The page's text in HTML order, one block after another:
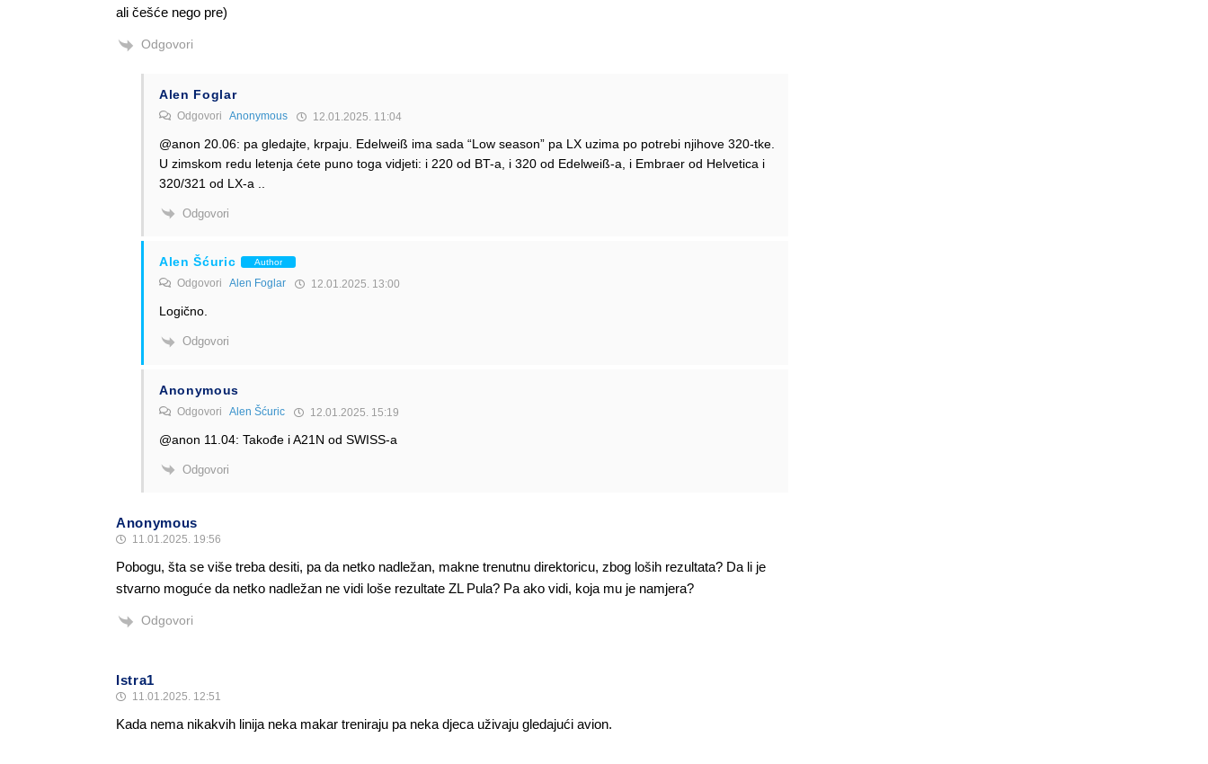
ali češće nego pre)
Odgovori
Alen Foglar
Odgovori Anonymous 12.01.2025. 11:04
@anon 20.06: pa gledajte, krpaju. Edelweiß ima sada “Low season” pa LX uzima po potrebi njihove 320-tke.
U zimskom redu letenja ćete puno toga vidjeti: i 220 od BT-a, i 320 od Edelweiß-a, i Embraer od Helvetica i
320/321 od LX-a ..
Odgovori
Alen Šćuric Author
Odgovori Alen Foglar 12.01.2025. 13:00
Logično.
Odgovori
Anonymous
Odgovori Alen Šćuric 12.01.2025. 15:19
@anon 11.04: Takođe i A21N od SWISS-a
Odgovori
Anonymous
11.01.2025. 19:56
Pobogu, šta se više treba desiti, pa da netko nadležan, makne trenutnu direktoricu, zbog loših rezultata? Da li je
stvarno moguće da netko nadležan ne vidi loše rezultate ZL Pula? Pa ako vidi, koja mu je namjera?
Odgovori
Istra1
11.01.2025. 12:51
Kada nema nikakvih linija neka makar treniraju pa neka djeca uživaju gledajući avion.